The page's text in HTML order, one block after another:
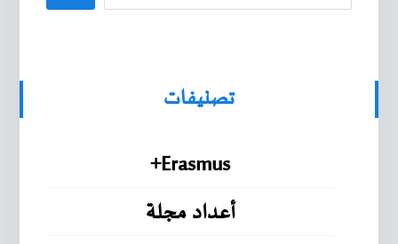
تصنيفات
Erasmus+
أعداد مجلة